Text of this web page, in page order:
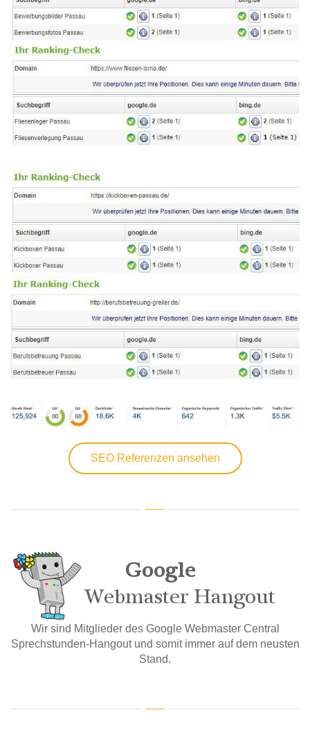
SEO Referenzen ansehen
Wir sind Mitglieder des Google Webmaster Central
Sprechstunden-Hangout und somit immer auf dem neusten
Stand.